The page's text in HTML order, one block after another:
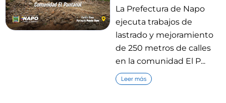
La Prefectura de Napo
ejecuta trabajos de
lastrado y mejoramiento
de 250 metros de calles
en la comunidad El P...
Leer más